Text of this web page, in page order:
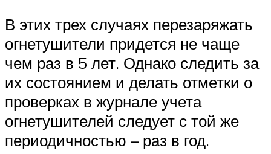
В этих трех случаях перезаряжать
огнетушители придется не чаще
чем раз в 5 лет. Однако следить за
их состоянием и делать отметки о
проверках в журнале учета
огнетушителей следует с той же
периодичностью – раз в год.